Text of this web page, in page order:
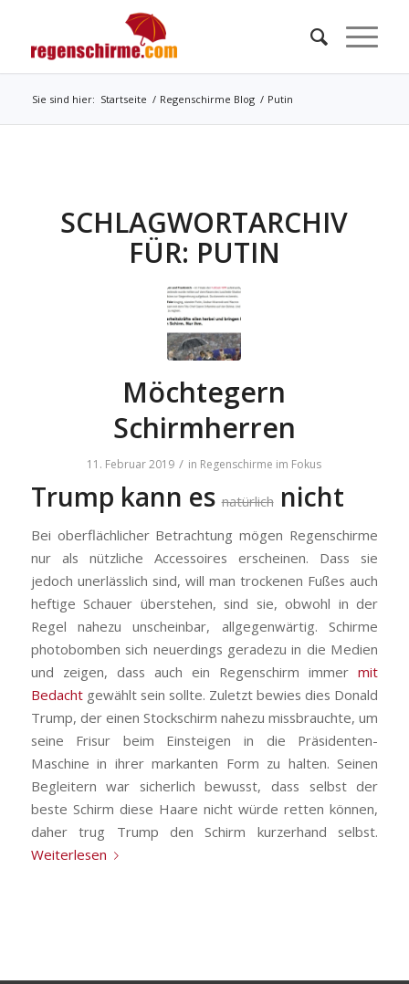
Sie sind hier: Startseite / Regenschirme Blog / Putin
SCHLAGWORTARCHIV
FÜR: PUTIN
Möchtegern
Schirmherren
11. Februar 2019 / in Regenschirme im Fokus
Trump kann esnatürlichnicht
Bei oberflächlicher Betrachtung mögen Regenschirme
nur als nützliche Accessoires erscheinen. Dass sie
jedoch unerlässlich sind, will man trockenen Fußes auch
heftige Schauer überstehen, sind sie, obwohl in der
Regel nahezu unscheinbar, allgegenwärtig. Schirme
photobomben sich neuerdings geradezu in die Medien
und zeigen, dass auch ein Regenschirm immermit
Bedachtgewählt sein sollte. Zuletzt bewies dies Donald
Trump, der einen Stockschirm nahezu missbrauchte, um
seine Frisur beim Einsteigen in die Präsidenten-
Maschine in ihrer markanten Form zu halten. Seinen
Begleitern war sicherlich bewusst, dass selbst der
beste Schirm diese Haare nicht würde retten können,
daher trug Trump den Schirm kurzerhand selbst.
Weiterlesen